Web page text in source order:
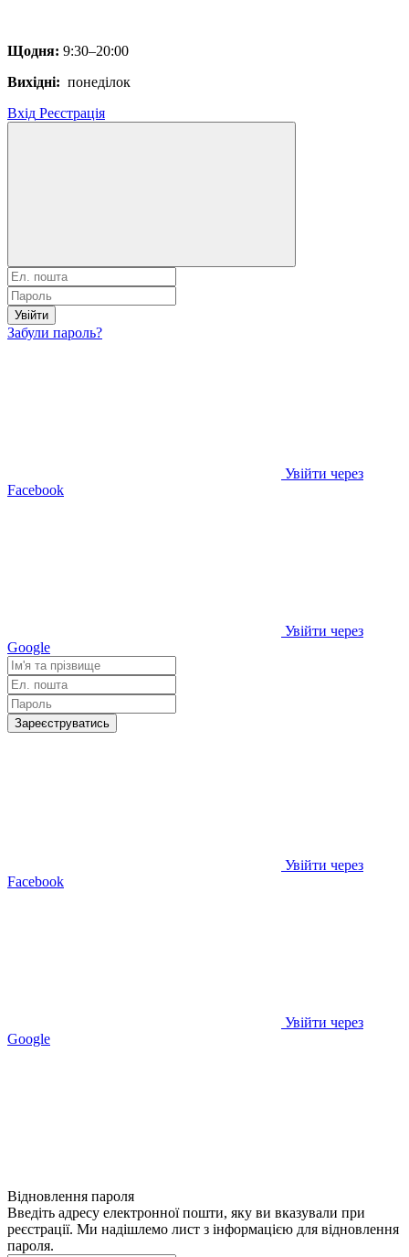
Щодня: 9:30–20:00
Вихідні: понеділок
Вхід Реєстрація
Увійти
Забули пароль?
Увійти через
Facebook
Увійти через
Google
Зареєструватись
Увійти через
Facebook
Увійти через
Google
Відновлення пароля
Введіть адресу електронної пошти, яку ви вказували при
реєстрації. Ми надішлемо лист з інформацією для відновлення
пароля.